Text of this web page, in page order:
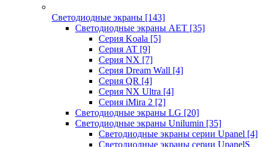
Светодиодные экраны [143]
Светодиодные экраны AET [35]
Cерия Koala [5]
Серия AT [9]
Серия NX [7]
Серия Dream Wall [4]
Серия QR [4]
Серия NX Ultra [4]
Серия iMira 2 [2]
Светодиодные экраны LG [20]
Светодиодные экраны Unilumin [35]
Светодиодные экраны серии Upanel [4]
Светодиодные экраны серии UpanelS